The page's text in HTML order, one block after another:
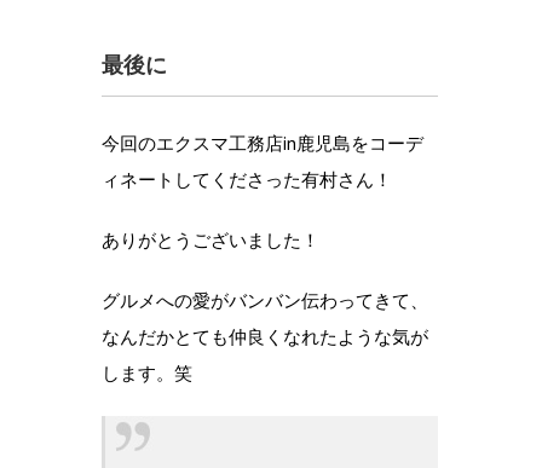
最後に
今回のエクスマ工務店in鹿児島をコーデ
ィネートしてくださった有村さん！
ありがとうございました！
グルメへの愛がバンバン伝わってきて、
なんだかとても仲良くなれたような気が
します。笑